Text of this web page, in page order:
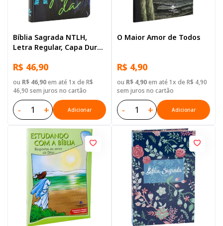
Bíblia Sagrada NTLH,
Letra Regular, Capa Dura
R$ 46,90
ou R$ 46,90em até 1x de R$
46,90 sem juros no cartão
- + Adicionar
O Maior Amor de Todos
R$ 4,90
ou R$ 4,90em até 1x de R$ 4,90
sem juros no cartão
- + Adicionar